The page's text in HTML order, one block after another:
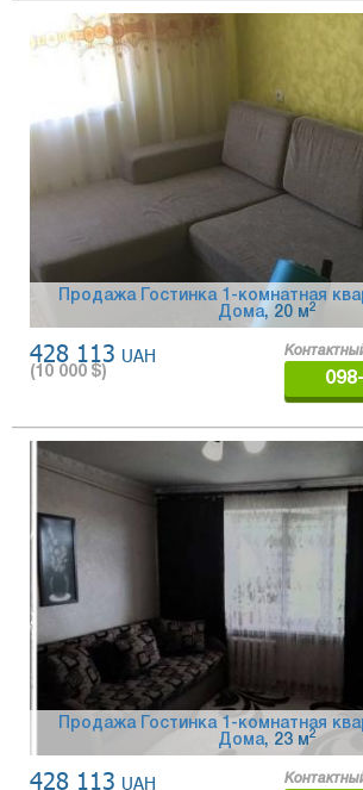
Продажа Гостинка 1-комнатная
Дома, 20 м2
428 113 UAH
(10 000 $)
Продажа Гостинка 1-комнатная
Дома, 23 м2
428 113 UAH